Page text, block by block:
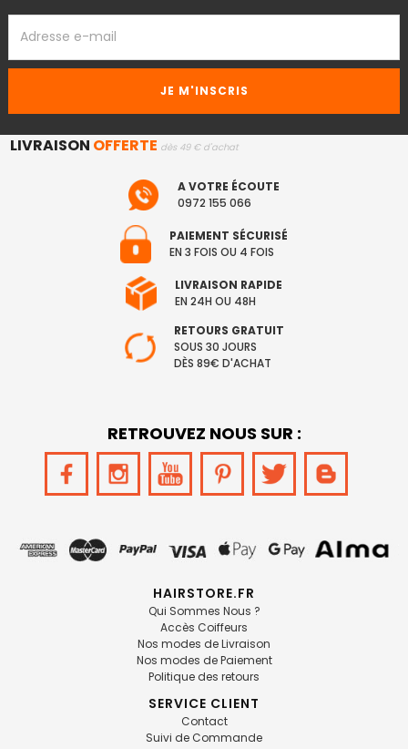
EMAIL
LIVRAISON OFFERTE dès 49 € d'achat
A VOTRE ÉCOUTE
0972 155 066
PAIEMENT SÉCURISÉ
EN 3 FOIS OU 4 FOIS
LIVRAISON RAPIDE
EN 24H OU 48H
RETOURS GRATUIT
SOUS 30 JOURS
DÈS 89€ D'ACHAT
RETROUVEZ NOUS SUR :
HAIRSTORE.FR
Qui Sommes Nous ?
Accès Coiffeurs
Nos modes de Livraison
Nos modes de Paiement
Politique des retours
SERVICE CLIENT
Contact
Suivi de Commande